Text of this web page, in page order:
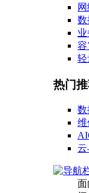
数
容
轻
热门
数
维
云
面